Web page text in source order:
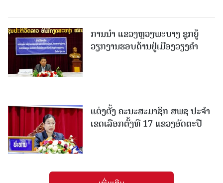
ການນຳ ແຂວງຫຼວງພະບາງ ຊຸກຍູ້
ວຽກງານຮອບດ້ານຢູ່ເມືອງວຽງຄໍາ
ແຕ່ງຕັ້ງ ຄະນະສະມາຊິກ ສພຊ ປະຈຳ
ເຂດເລືອກຕັ້ງທີ 17 ແຂວງອັດຕະປື